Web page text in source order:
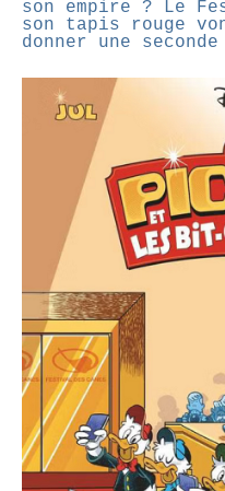
son empire ? Le
son tapis rouge
donner une seconde